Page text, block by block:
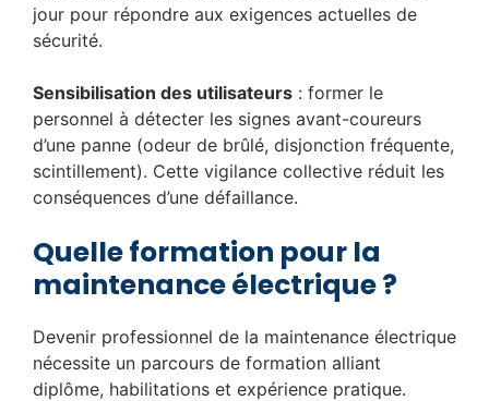
jour pour répondre aux exigences actuelles de
sécurité.
Sensibilisation des utilisateurs : former le
personnel à détecter les signes avant-coureurs
d’une panne (odeur de brûlé, disjonction fréquente,
scintillement). Cette vigilance collective réduit les
conséquences d’une défaillance.
Quelle formation pour la
maintenance électrique ?
Devenir professionnel de la maintenance électrique
nécessite un parcours de formation alliant
diplôme, habilitations et expérience pratique.